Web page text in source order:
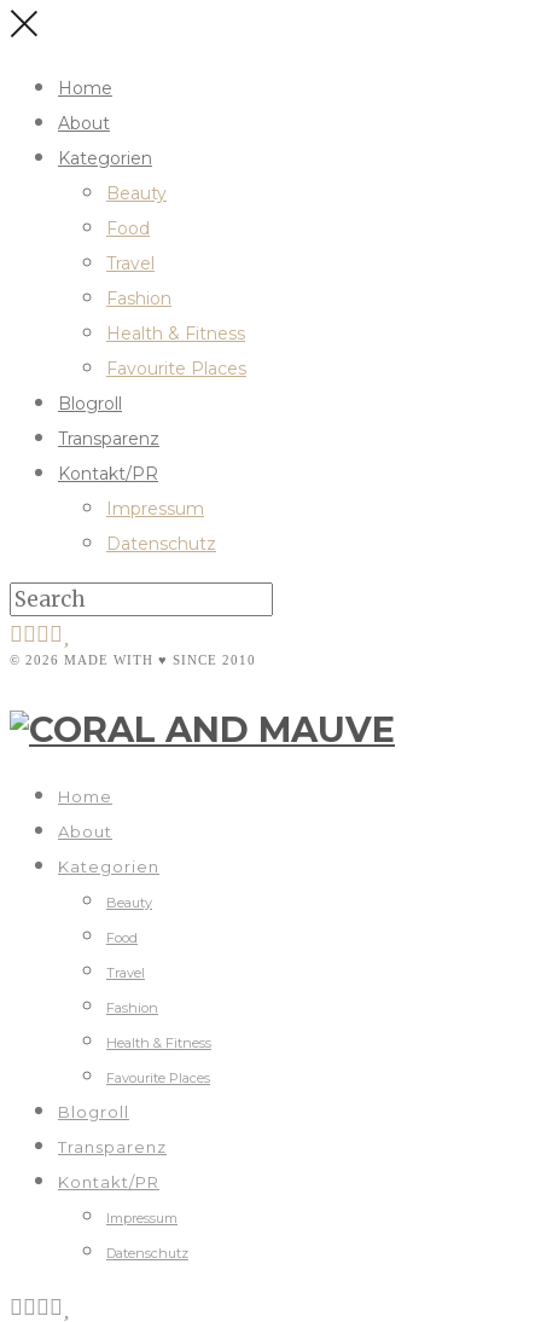
Home
About
Kategorien
Beauty
Food
Travel
Fashion
Health & Fitness
Favourite Places
Blogroll
Transparenz
Kontakt/PR
Impressum
Datenschutz
© 2026 MADE WITH ♥ SINCE 2010
Home
About
Kategorien
Beauty
Food
Travel
Fashion
Health & Fitness
Favourite Places
Blogroll
Transparenz
Kontakt/PR
Impressum
Datenschutz